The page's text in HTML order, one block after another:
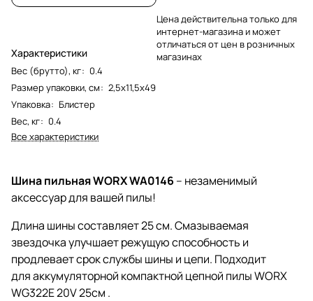
Характеристики
Вес (брутто), кг: 0.4
Размер упаковки, см: 2,5х11,5х49
Упаковка: Блистер
Вес, кг: 0.4
Все характеристики
Цена действительна только для
интернет-магазина и может
отличаться от цен в розничных
магазинах
Шина пильная WORX WA0146 – незаменимый
аксессуар для вашей пилы!
Длина шины составляет 25 см. Смазываемая
звездочка улучшает режущую способность и
продлевает срок службы шины и цепи. Подходит
для аккумуляторной компактной цепной пилы WORX
WG322E 20V 25см .